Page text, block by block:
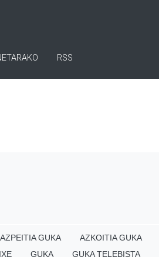
RSS
AZPEITIA GUKA AZKOITIA GUKA
GUKA GUKA TELEBISTA